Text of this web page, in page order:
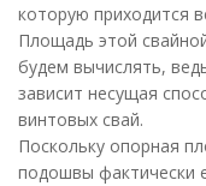
которую приходится
Площадь этой
будем вычислять,
зависит несущая
винтовых свай.
Поскольку опорная
подошвы фактически